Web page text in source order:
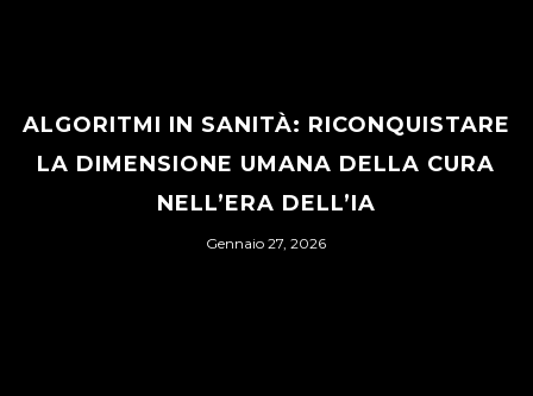
ALGORITMI IN SANITÀ: RICONQUISTARE
LA DIMENSIONE UMANA DELLA CURA
NELL’ERA DELL’IA
Gennaio 27, 2026